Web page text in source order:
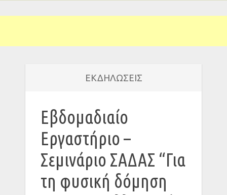
ΕΚΔΗΛΩΣΕΙΣ
Εβδομαδιαίο
Εργαστήριο –
Σεμινάριο ΣΑΔΑΣ “Για
τη φυσική δόμηση